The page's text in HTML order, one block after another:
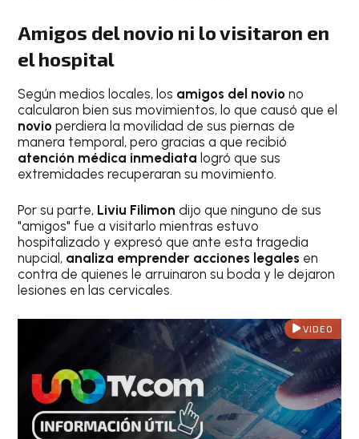
Amigos del novio ni lo visitaron en
el hospital
Según medios locales, los amigos del noviono
calcularon bien sus movimientos, lo que causó que el
novioperdiera la movilidad de sus piernas de
manera temporal, pero gracias a que recibió
atención médica inmediatalogró que sus
extremidades recuperaran su movimiento.
Por su parte, Liviu Filimondijo que ninguno de sus
"amigos" fue a visitarlo mientras estuvo
hospitalizado y expresó que ante esta tragedia
nupcial, analiza emprender acciones legales en
contra de quienes le arruinaron su boda y le dejaron
lesiones en las cervicales.
VIDEO